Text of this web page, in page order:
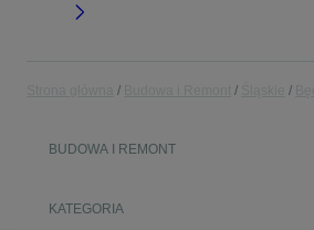
BUDOWA I REMONT
KATEGORIA